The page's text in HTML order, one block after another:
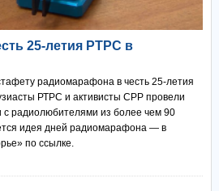
25-летия РТРС в
радиомарафона в честь 25-летия
РТРС и активисты СРР провели
с радиолюбителями из более чем 90
идея дней радиомарафона — в
по ссылке.